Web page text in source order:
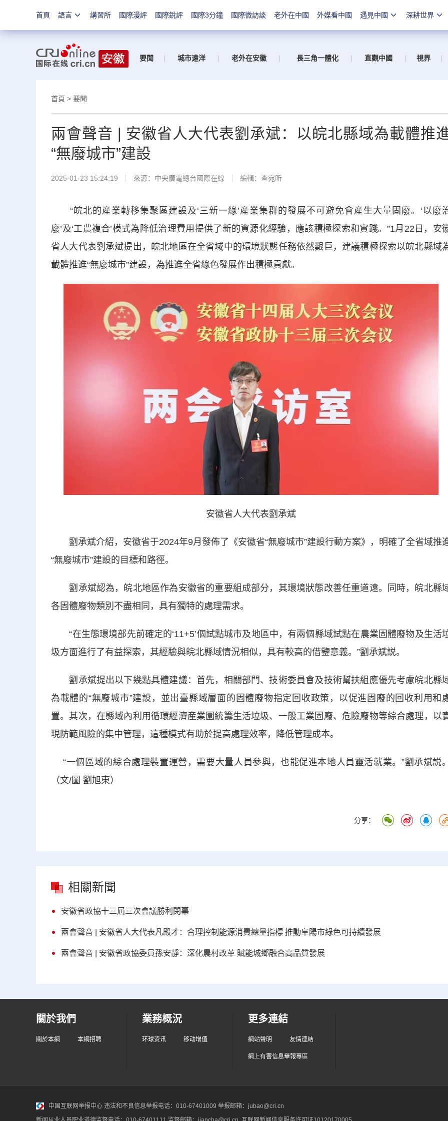
首頁 語言 講習所 國際漫評 國際銳評 國際3分鐘 國際微訪談 老外在中國 外媒看中國 遇見中國 深耕世界
要聞 | 城市遠洋 | 老外在安徽 | 長三角一體化 | 直觀中國 | 視界 |
首頁 > 要聞
兩會聲音 | 安徽省人大代表劉承斌：以皖北縣域為載體推
“無廢城市”建設
2025-01-23 15:24:19 來源：中央廣電總台國際在線 編輯：查宛昕
“皖北的産業轉移集聚區建設及‘三新一綠’産業集群的發展不可避免會産生大量固廢。‘以廢
廢’及‘工農複合’模式為降低治理費用提供了新的資源化經驗，應該積極探索和實踐。”1月22日，安
省人大代表劉承斌提出，皖北地區在全省域中的環境狀態任務依然艱巨，建議積極探索以皖北縣域
載體推進“無廢城市”建設，為推進全省綠色發展作出積極貢獻。
安徽省人大代表劉承斌
劉承斌介紹，安徽省于2024年9月發佈了《安徽省“無廢城市”建設行動方案》，明確了全省域推
“無廢城市”建設的目標和路徑。
劉承斌認為，皖北地區作為安徽省的重要組成部分，其環境狀態改善任重道遠。同時，皖北縣
各固體廢物類別不盡相同，具有獨特的處理需求。
“在生態環境部先前確定的‘11+5’個試點城市及地區中，有兩個縣域試點在農業固體廢物及生活
圾方面進行了有益探索，其經驗與皖北縣域情況相似，具有較高的借鑒意義。”劉承斌説。
劉承斌提出以下幾點具體建議：首先，相關部門、技術委員會及技術幫扶組應優先考慮皖北縣
為載體的“無廢城市”建設，並出臺縣域層面的固體廢物指定回收政策，以促進固廢的回收利用和
置。其次，在縣域內利用循環經濟産業園統籌生活垃圾、一般工業固廢、危險廢物等綜合處理，以
現防範風險的集中管理，這種模式有助於提高處理效率，降低管理成本。
“一個區域的綜合處理裝置運營，需要大量人員參與，也能促進本地人員靈活就業。”劉承斌説。
（文/圖 劉旭東）
分享：
相關新聞
安徽省政協十三屆三次會議勝利閉幕
兩會聲音 | 安徽省人大代表凡殿才：合理控制能源消費總量指標 推動阜陽市綠色可持續發展
兩會聲音 | 安徽省政協委員孫安靜：深化農村改革 賦能城鄉融合高品質發展
關於我們
關於本網 本網招聘
業務概況
环球资讯 移动增值
更多連結
網站聲明 友情連結
網上有害信息舉報專區
中国互联网举报中心 违法和不良信息举报电话：010-67401009 举报邮箱：jubao@cri.cn